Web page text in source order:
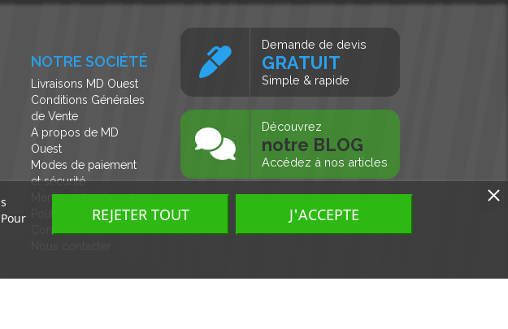
NOTRE SOCIÉTÉ
Livraisons MD Ouest
Conditions Générales
de Vente
A propos de MD
Ouest
Modes de paiement
et sécurité
Mentions légales et
Politique de
Demande de devis
GRATUIT
Simple & rapide
Découvrez
notre BLOG
Accédez à nos articles
REJETER TOUT J'ACCEPTE